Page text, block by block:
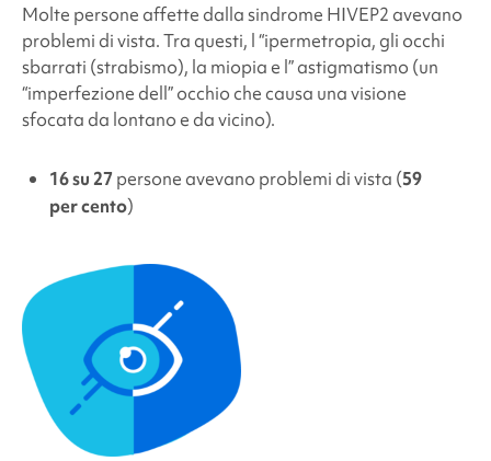
Molte persone affette dallasindrome HIVEP2 avevano
problemi di vista. Tra questi, l “ipermetropia, gli occhi
sbarrati (strabismo), la miopia e l” astigmatismo (un
“imperfezione dell” occhio che causa una visione
sfocata da lontano e da vicino).
16 su 27 persone avevano problemi di vista (59
per cento)